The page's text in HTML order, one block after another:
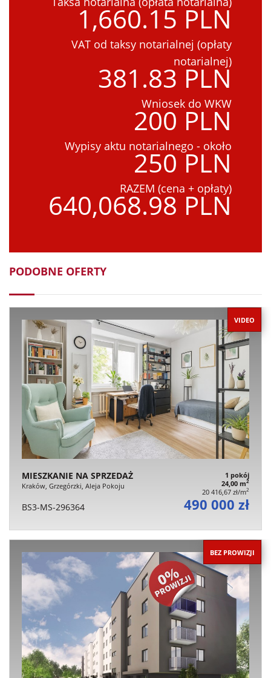
1,660.15 PLN
VAT od taksy notarialnej (opłaty
notarialnej)
381.83 PLN
Wniosek do WKW
200 PLN
Wypisy aktu notarialnego - około
250 PLN
RAZEM (cena + opłaty)
640,068.98 PLN
PODOBNE OFERTY
VIDEO
MIESZKANIE NA SPRZEDAŻ
Kraków, Grzegórzki, Aleja Pokoju
1 pokój
24,00 m2
20 416,67 zł/m2
BS3-MS-296364 490 000 zł
BEZ PROWIZJI